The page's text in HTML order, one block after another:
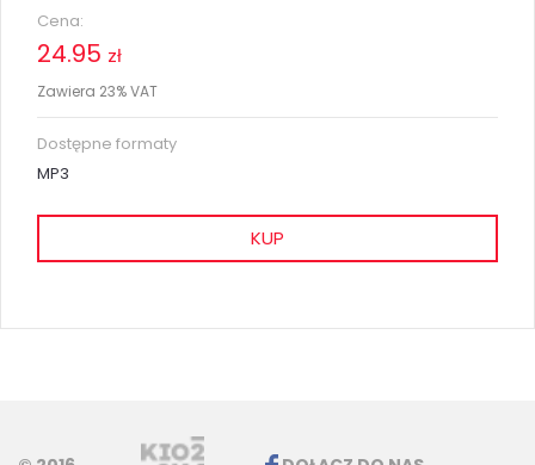
Cena:
24.95 zł
Zawiera 23% VAT
Dostępne formaty
MP3
KUP